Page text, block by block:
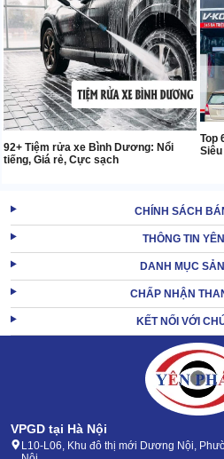
92+ Tiệm rửa xe Bình Dương: Nổi
tiếng, Giá rẻ, Cực sạch
Top
CHÍNH SÁCH
THÔNG TIN
DANH MỤC
CHẤP NHẬN
KẾT NỐI VỚI
VPGD tại Hà Nội
L10-L06, Khu đô thị mới Dương Nội,